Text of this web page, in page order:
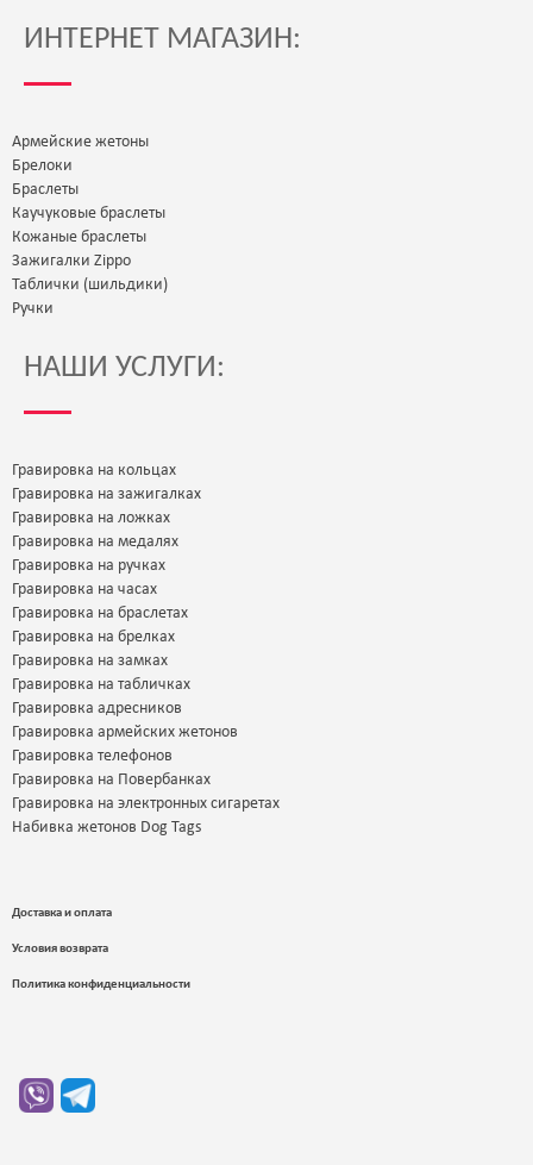
ИНТЕРНЕТ МАГАЗИН:
Армейские жетоны
Брелоки
Браслеты
Каучуковые браслеты
Кожаные браслеты
Зажигалки Zippo
Таблички (шильдики)
Ручки
НАШИ УСЛУГИ:
Гравировка на кольцах
Гравировка на зажигалках
Гравировка на ложках
Гравировка на медалях
Гравировка на ручках
Гравировка на часах
Гравировка на браслетах
Гравировка на брелках
Гравировка на замках
Гравировка на табличках
Гравировка адресников
Гравировка армейских жетонов
Гравировка телефонов
Гравировка на Повербанках
Гравировка на электронных сигаретах
Набивка жетонов Dog Tags
Доставка и оплата
Условия возврата
Политика конфиденциальности